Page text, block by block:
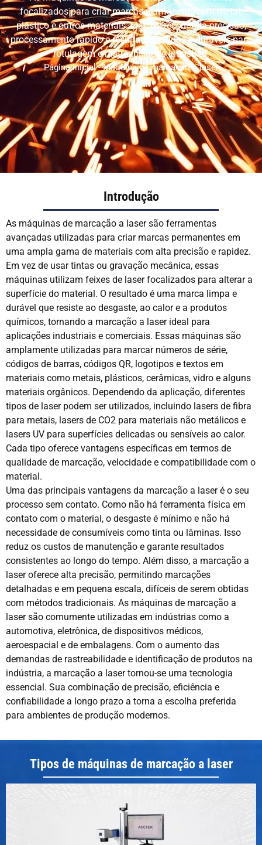
VI
RU
JA
KO
HU
CS
TH
PL
focalizados para criar marcas permanentes em metal,
plástico e outros materiais. Elas oferecem alta precisão,
processamento rápido e resultados nítidos e duráveis para
rotulagem e rastreabilidade industrial.
Página inicial-Máquina de marcação a laser
Introdução
As máquinas de marcação a laser são ferramentas
avançadas utilizadas para criar marcas permanentes em
uma ampla gama de materiais com alta precisão e rapidez.
Em vez de usar tintas ou gravação mecânica, essas
máquinas utilizam feixes de laser focalizados para alterar a
superfície do material. O resultado é uma marca limpa e
durável que resiste ao desgaste, ao calor e a produtos
químicos, tornando a marcação a laser ideal para
aplicações industriais e comerciais. Essas máquinas são
amplamente utilizadas para marcar números de série,
códigos de barras, códigos QR, logotipos e textos em
materiais como metais, plásticos, cerâmicas, vidro e alguns
materiais orgânicos. Dependendo da aplicação, diferentes
tipos de laser podem ser utilizados, incluindo lasers de fibra
para metais, lasers de CO2 para materiais não metálicos e
lasers UV para superfícies delicadas ou sensíveis ao calor.
Cada tipo oferece vantagens específicas em termos de
qualidade de marcação, velocidade e compatibilidade com o
material.
Uma das principais vantagens da marcação a laser é o seu
processo sem contato. Como não há ferramenta física em
contato com o material, o desgaste é mínimo e não há
necessidade de consumíveis como tinta ou lâminas. Isso
reduz os custos de manutenção e garante resultados
consistentes ao longo do tempo. Além disso, a marcação a
laser oferece alta precisão, permitindo marcações
detalhadas e em pequena escala, difíceis de serem obtidas
com métodos tradicionais. As máquinas de marcação a
laser são comumente utilizadas em indústrias como a
automotiva, eletrônica, de dispositivos médicos,
aeroespacial e de embalagens. Com o aumento das
demandas de rastreabilidade e identificação de produtos na
indústria, a marcação a laser tornou-se uma tecnologia
essencial. Sua combinação de precisão, eficiência e
confiabilidade a longo prazo a torna a escolha preferida
para ambientes de produção modernos.
Tipos de máquinas de marcação a laser